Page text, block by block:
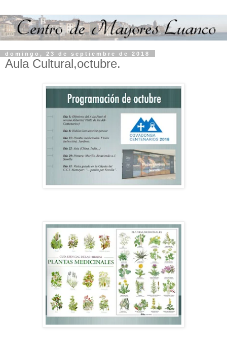
domingo, 23 de septiembre de 2018
Aula Cultural,octubre.